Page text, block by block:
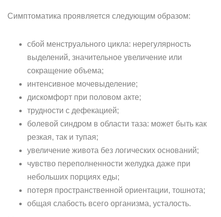
Симптоматика проявляется следующим образом:
сбой менструального цикла: нерегулярность
выделений, значительное увеличение или
сокращение объема;
интенсивное мочевыделение;
дискомфорт при половом акте;
трудности с дефекацией;
болевой синдром в области таза: может быть как
резкая, так и тупая;
увеличение живота без логических оснований;
чувство переполненности желудка даже при
небольших порциях еды;
потеря пространственной ориентации, тошнота;
общая слабость всего организма, усталость.